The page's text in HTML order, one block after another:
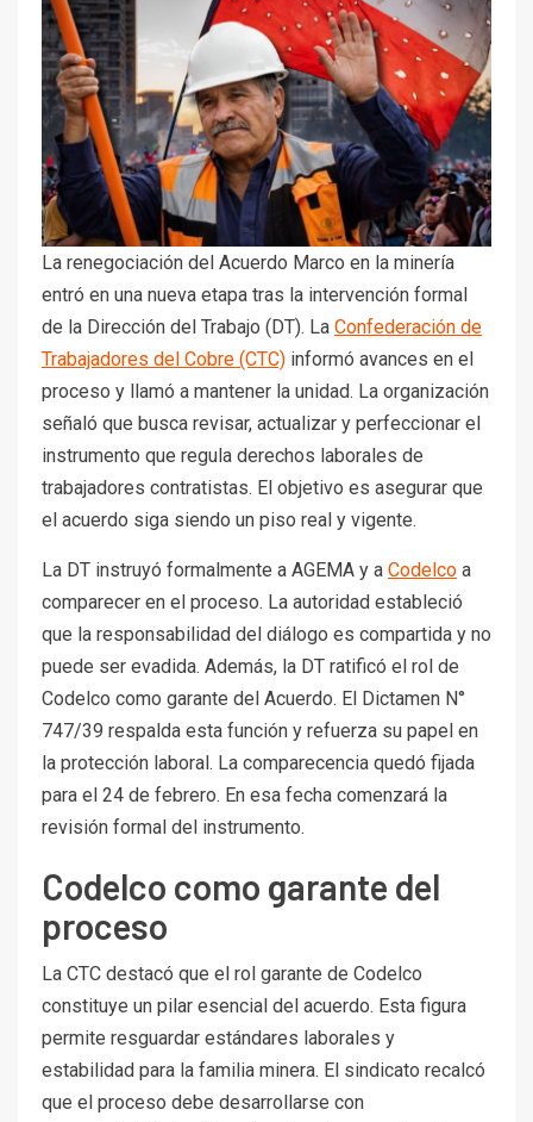
La renegociación del Acuerdo Marco en la minería
entró en una nueva etapa tras la intervención formal
de la Dirección del Trabajo (DT). La Confederación de
Trabajadores del Cobre (CTC) informó avances en el
proceso y llamó a mantener la unidad. La organización
señaló que busca revisar, actualizar y perfeccionar el
instrumento que regula derechos laborales de
trabajadores contratistas. El objetivo es asegurar que
el acuerdo siga siendo un piso real y vigente.
La DT instruyó formalmente a AGEMA y a Codelco a
comparecer en el proceso. La autoridad estableció
que la responsabilidad del diálogo es compartida y no
puede ser evadida. Además, la DT ratificó el rol de
Codelco como garante del Acuerdo. El Dictamen N°
747/39 respalda esta función y refuerza su papel en
la protección laboral. La comparecencia quedó fijada
para el 24 de febrero. En esa fecha comenzará la
revisión formal del instrumento.
Codelco como garante del
proceso
La CTC destacó que el rol garante de Codelco
constituye un pilar esencial del acuerdo. Esta figura
permite resguardar estándares laborales y
estabilidad para la familia minera. El sindicato recalcó
que el proceso debe desarrollarse con